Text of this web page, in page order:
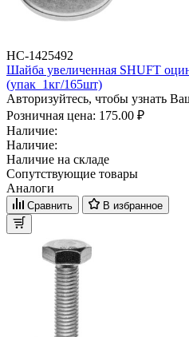
НС-1425492
Шайба увеличенная SHUFT
(упак_1кг/165шт)
Авторизуйтесь, чтобы узнать
Розничная цена: 175.00 ₽
Наличие:
Наличие:
Наличие на складе
Сопутствующие товары
Аналоги
Сравнить В избранное